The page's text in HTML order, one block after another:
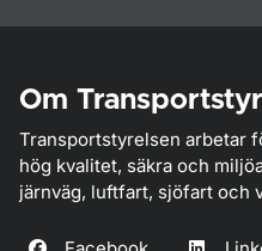
Om
Transportstyrelsen arbetar
hög kvalitet, säkra och
järnväg, luftfart, sjöfart och